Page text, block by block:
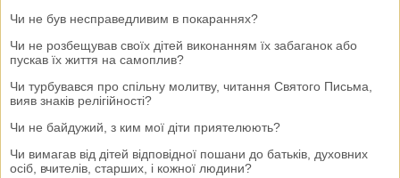
Чи не був несправедливим в покараннях?
Чи не розбещував своїх дітей виконанням їх забаганок або
пускав їх життя на самоплив?
Чи турбувався про спільну молитву, читання Святого Письма,
вияв знаків релігійності?
Чи не байдужий, з ким мої діти приятелюють?
Чи вимагав від дітей відповідної пошани до батьків, духовних
осіб, вчителів, старших, і кожної людини?